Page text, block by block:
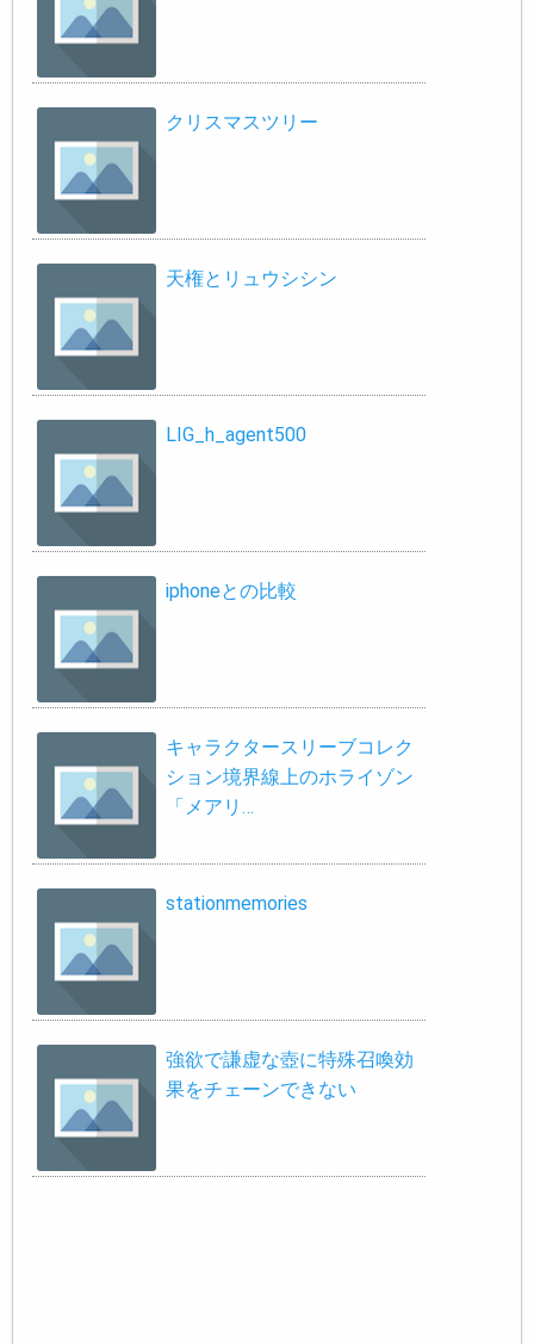
クリスマスツリー
天権とリュウシシン
LIG_h_agent500
iphoneとの比較
キャラクタースリーブコレク
ション境界線上のホライゾン
「メアリ…
stationmemories
強欲で謙虚な壺に特殊召喚効
果をチェーンできない